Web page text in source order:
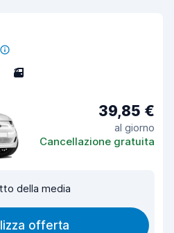
3
39,85 €
al giorno
Cancellazione gratuita
della media
offerta